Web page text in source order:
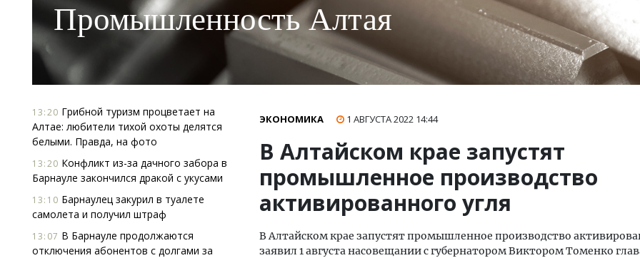
Промышленность Алтая
13:20 Грибной туризм процветает на
Алтае: любители тихой охоты делятся
белыми. Правда, на фото
13:20 Конфликт из-за дачного забора в
Барнауле закончился дракой с укусами
13:10 Барнаулец закурил в туалете
самолета и получил штраф
13:07 В Барнауле продолжаются
отключения абонентов с долгами за
ЭКОНОМИКА 1 АВГУСТА 2022 14:44
В Алтайском крае запустят
промышленное производство
активированного угля
В Алтайском крае запустят промышленное производство
заявил 1 августа насовещании с губернатором Виктором Томенко